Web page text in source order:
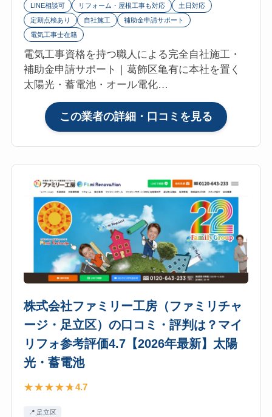
の
口
ミ・
判
は？
マ
イ
リ
フ
ォ
参
考
評
価
4.8【2026
年
最
新】
LINE相談可 リフォーム・屋根工事も対応
土日対応
定期点検あり
自社施工
補助金申請サポート
電気工事士在籍
電気工事資格を持つ職人による完全自社施工・
補助金申請サポート｜葛飾区亀有に本社を置く
太陽光・蓄電池・オール電化…
この業者の詳細・口コミを見る
株
式
会
ジ
ョ
イ
フ
ル
（東
京
本
社・
葛
飾
株式会社ファミリー工房（ファミリチャ
ージ・足立区）の口コミ・評判は？マイ
リフォ参考評価4.7【2026年最新】太陽
光・蓄電池
4.7
足立区